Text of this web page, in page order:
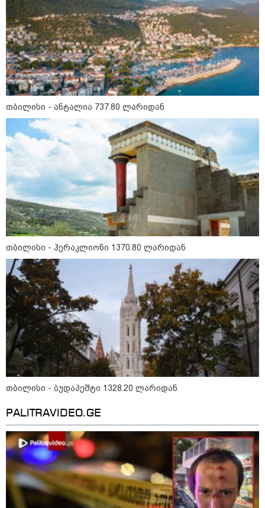
"დადგება დრო და თქვენი
დღევანდელი "პოსტაობა"
საკუთარ თავთან
შეგარცხვენთ... თქვენი
შეცდომა არის დანაშაულის
ტოლფასი" - ეკა კუპატაძე ნანუკა
ჟორჟოლიანს
09:33 / 05-08-2026
"მამის მიერ ცოტნესთვის
დატოვებულ სახლში
თვითნებურად ცხოვრობს
ადამიანი, რომელიც ზვიადის
ანდერძში ერთი სიტყვითაც კი
არ არის მოხსენიებული" - ანა
ჯაბაური
09:32 / 05-08-2026
"4 დღე უწყლოდ და უპუროდ
გაატარეს, მათ სიცოცხლე
დავუბრუნეთ" - ქართველი
მეზღვაური წერს, რომ 36
მიგრანტი, მათ შორის, ორსული
გოგონა გადაარჩინა
12:20 / 04-08-2026
"როცა კანონიკიდან
გამომდინარე, მართებულად
მიგვაჩნია, რომ ადამიანის
გასვენება ტაძრიდან არ მოხდეს,
ეს მგლოვიარეს ისეთი
სიყვარულითა უნდა ავუხსნათ,
რომ შფოთვა არ დაიბადოს" -
დედა სიდონია
კატეგორიის ყველა სიახლე
მკითხველის რჩევით
თბილისი - ანტალია 737.80 ლარიდან
თბილისი - ჰერაკლიონი 1370.80 ლარიდან
თბილისი - ბუდაპეშტი 1328.20 ლარიდან
PALITRAVIDEO.GE